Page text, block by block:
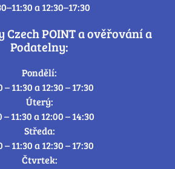
a 12:30–17:30
POINT a ověřování a
Podatelny:
Pondělí:
– 11:30 a 12:30 – 17:30
Úterý:
– 11:30 a 12:00 – 14:30
Středa:
– 11:30 a 12:30 – 17:30
Čtvrtek: